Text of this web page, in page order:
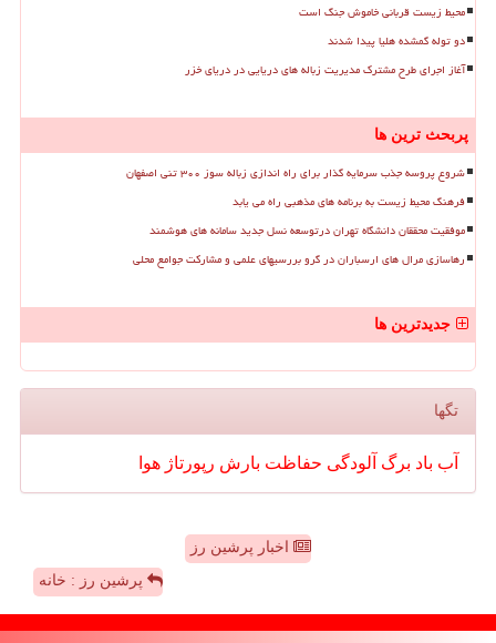
محیط زیست قربانی خاموش جنگ است
دو توله گمشده هلیا پیدا شدند
آغاز اجرای طرح مشترک مدیریت زباله های دریایی در دریای خزر
پربحث ترین ها
شروع پروسه جذب سرمایه گذار برای راه اندازی زباله سوز ۳۰۰ تنی اصفهان
فرهنگ محیط زیست به برنامه های مذهبی راه می یابد
موفقیت محققان دانشگاه تهران درتوسعه نسل جدید سامانه های هوشمند
رهاسازی مرال های ارسباران در گرو بررسیهای علمی و مشارکت جوامع محلی
جدیدترین ها
تگها
آب باد برگ آلودگی حفاظت بارش رپورتاژ هوا
اخبار پرشین رز
پرشین رز : خانه